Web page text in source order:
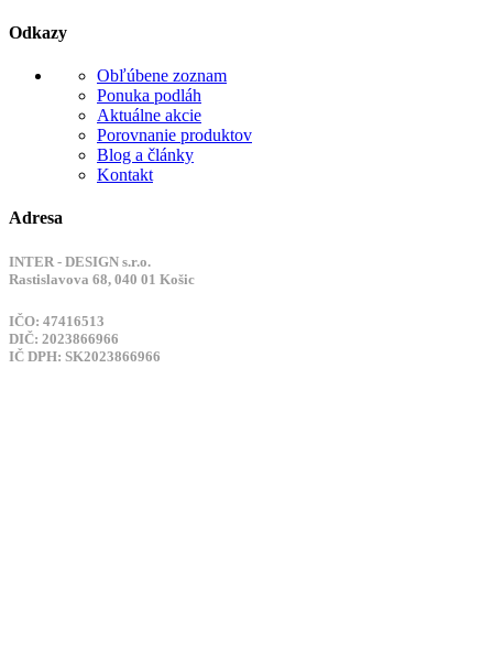
Odkazy
Obľúbene zoznam
Ponuka podláh
Aktuálne akcie
Porovnanie produktov
Blog a články
Kontakt
Adresa
INTER - DESIGN s.r.o.
Rastislavova 68, 040 01 Košic
IČO: 47416513
DIČ: 2023866966
IČ DPH: SK2023866966